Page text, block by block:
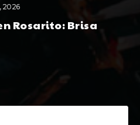
2026
Rosarito: Brisa